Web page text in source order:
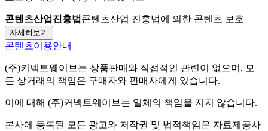
콘텐츠산업진흥법 콘텐츠산업 진흥법에 의한 콘텐츠 보호
자세히보기
콘텐츠이용안내
(주)커넥트웨이브 는 상품판매와 직접적인 관련이 없으며, 모
든 상거래의 책임은 구매자와 판매자에게 있습니다.
이에 대해 (주)커넥트웨이브 는 일체의 책임을 지지 않습니다.
본사에 등록된 모든 광고와 저작권 및 법적책임은 자료제공사